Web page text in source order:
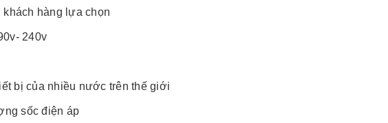
khách hàng lựa chọn
240v
bị của nhiều nước trên thế giới
sốc điện áp